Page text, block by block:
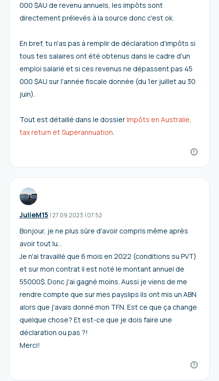
000 $AU de revenu annuels, les impôts sont
directement prélevés à la source donc c'est ok.
En bref, tu n'as pas à remplir de déclaration d'impôts si
tous tes salaires ont été obtenus dans le cadre d'un
emploi salarié et si ces revenus ne dépassent pas 45
000 $AU sur l'année fiscale donnée (du 1er juillet au 30
juin).
Tout est détaillé dans le dossierImpôts en Australie,
tax return et Superannuation.
JulieM15 I27.09.2023 | 07:52
Bonjour, je ne plus sûre d'avoir compris même après
avoir tout lu...
Je n'ai travaillé que 6 mois en 2022 (conditions su PVT)
et sur mon contrat il est noté le montant annuel de
55000$. Donc j'ai gagné moins. Aussi je viens de me
rendre compte que sur mes payslips ils ont mis un ABN
alors que j'avais donné mon TFN. Est ce que ça change
quelque chose? Et est-ce que je dois faire une
déclaration ou pas ?!
Merci!